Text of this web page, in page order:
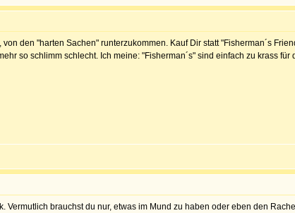
den "harten Sachen" runterzukommen. Kauf Dir statt "Fisherman´s
so schlimm schlecht. Ich meine: "Fisherman´s" sind einfach zu krass für
Vermutlich brauchst du nur, etwas im Mund zu haben oder eben den